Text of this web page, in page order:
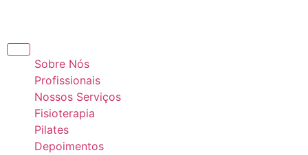
Sobre Nós
Profissionais
Nossos Serviços
Fisioterapia
Pilates
Depoimentos